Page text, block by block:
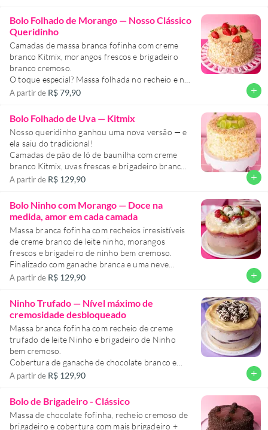
trazendo um contraste perfeito entre o doce e o
frutado.
Inspirado no irresistível bombom argentino, o
Franui virou bolo — e promete conquistar seu
coração (e seu paladar).
Bolo Folhado de Morango — Nosso Clássico
Queridinho
Camadas de massa branca fofinha com creme
branco Kitmix, morangos frescos e brigadeiro
branco cremoso.
O toque especial? Massa folhada no recheio e na
cobertura!
aquele croc-croc da folhada que a gente ama.
Um clássico Kitmix que nunca sai de moda — e
sempre conquista de primeira!
A partir de R$ 79,90 add
Bolo Folhado de Uva — Kitmix
Nosso queridinho ganhou uma nova versão — e
ela saiu do tradicional!
Camadas de pão de ló de baunilha com creme
branco Kitmix, uvas frescas e brigadeiro branco.
Pra completar: massa folhada crocante no
branca.
Tudo finalizado com uvas e muito carinho.
Um sabor que vai te surpreender!
A partir de R$ 129,90 add
Bolo Ninho com Morango — Doce na
medida, amor em cada camada
Massa branca fofinha com recheios irresistíveis
de creme branco de leite ninho, morangos
frescos e brigadeiro de ninho bem cremoso.
Finalizado com ganache branca e uma neve
generosa de leite ninho por cima.
conquistar de primeira (e repetir sem culpa!).
A partir de R$ 129,90 add
Ninho Trufado — Nível máximo de
cremosidade desbloqueado
Massa branca fofinha com recheio de creme
trufado de leite Ninho e brigadeiro de Ninho
bem cremoso.
Cobertura de ganache de chocolate branco e
chocolate tipo Ball pra aquele toque final
É doce, macio e viciante — atenção: difícil comer
só um pedaço!
A partir de R$ 129,90 add
Bolo de Brigadeiro - Clássico
Massa de chocolate fofinha, recheio cremoso de
brigadeiro e cobertura com mais brigadeiro +